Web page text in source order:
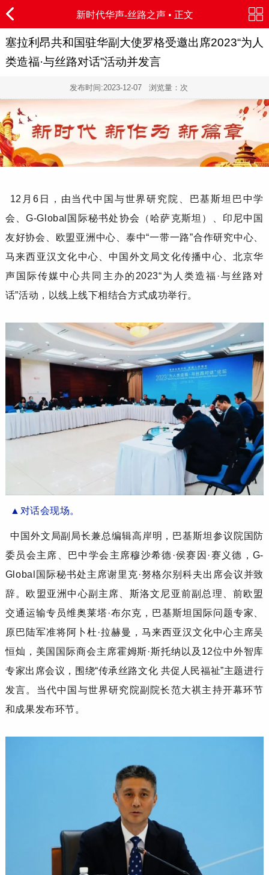
新时代华声-丝路之声• 正文
塞拉利昂共和国驻华副大使罗格受邀出席2023“为人
类造福·与丝路对话”活动并发言
发布时间:2023-12-07浏览量： 次
12月6日，由当代中国与世界研究院、巴基斯坦巴中学
会、G-Global国际秘书处协会（哈萨克斯坦）、印尼中国
友好协会、欧盟亚洲中心、泰中“一带一路”合作研究中心、
马来西亚汉文化中心、中国外文局文化传播中心、北京华
声国际传媒中心共同主办的2023“为人类造福·与丝路对
话”活动，以线上线下相结合方式成功举行。
▲ 对话会现场。
中国外文局副局长兼总编辑高岸明，巴基斯坦参议院国防
委员会主席、巴中学会主席穆沙希德·侯赛因·赛义德，G-
Global国际秘书处主席谢里克·努格尔别科夫出席会议并致
辞。欧盟亚洲中心副主席、斯洛文尼亚前副总理、前欧盟
交通运输专员维奥莱塔·布尔克，巴基斯坦国际问题专家、
原巴陆军准将阿卜杜·拉赫曼，马来西亚汉文化中心主席吴
恒灿，美国国际商会主席霍姆斯·斯托纳以及12位中外智库
专家出席会议，围绕“传承丝路文化 共促人民福祉”主题进行
发言。当代中国与世界研究院副院长范大祺主持开幕环节
和成果发布环节。